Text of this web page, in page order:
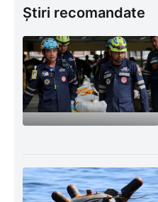
Știri recomandate